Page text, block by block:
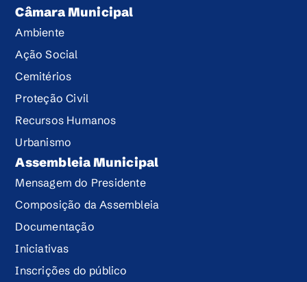
Câmara Municipal
Ambiente
Ação Social
Cemitérios
Proteção Civil
Recursos Humanos
Urbanismo
Assembleia Municipal
Mensagem do Presidente
Composição da Assembleia
Documentação
Iniciativas
Inscrições do público